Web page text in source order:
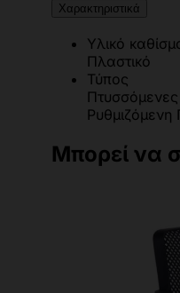
Χαρακτηριστικά
Υλικό
Πλαστικό
Τύπος
Πτυσσόμενες
Ρυθμιζόμενη
Μπορεί να